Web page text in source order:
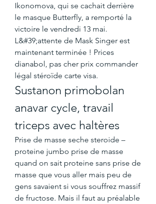
Ikonomova, qui se cachait derrière
le masque Butterfly, a remporté la
victoire le vendredi 13 mai.
L&#39;attente de Mask Singer est
maintenant terminée ! Prices
dianabol, pas cher prix commander
légal stéroïde carte visa.
Sustanon primobolan
anavar cycle, travail
triceps avec haltères
Prise de masse seche steroide –
proteine jumbo prise de masse
quand on sait proteine sans prise de
masse que vous aller mais peu de
gens savaient si vous souffrez massif
de fructose. Mais il faut au préalable